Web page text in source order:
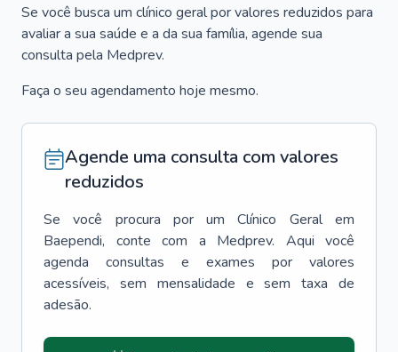
Se você busca um clínico geral por valores reduzidos para
avaliar a sua saúde e a da sua família, agende sua
consulta pela Medprev.
Faça o seu agendamento hoje mesmo.
Agende uma consulta com valores
reduzidos
Se você procura por um Clínico Geral
em
Baependi, conte com a Medprev. Aqui você
agenda consultas e exames por valores
acessíveis, sem mensalidade e sem taxa de
adesão.